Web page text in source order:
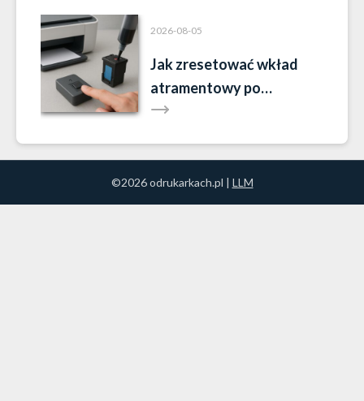
2026-08-05
Jak zresetować wkład
atramentowy po
napełnieniu?
©2026 odrukarkach.pl | LLM